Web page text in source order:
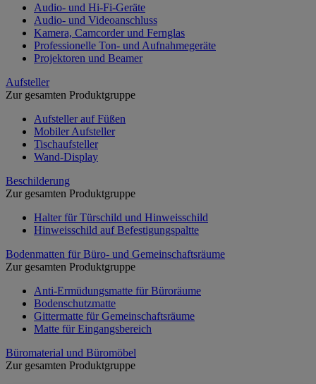
Audio- und Hi-Fi-Geräte
Audio- und Videoanschluss
Kamera, Camcorder und Fernglas
Professionelle Ton- und Aufnahmegeräte
Projektoren und Beamer
Aufsteller
Zur gesamten Produktgruppe
Aufsteller auf Füßen
Mobiler Aufsteller
Tischaufsteller
Wand-Display
Beschilderung
Zur gesamten Produktgruppe
Halter für Türschild und Hinweisschild
Hinweisschild auf Befestigungspaltte
Bodenmatten für Büro- und Gemeinschaftsräume
Zur gesamten Produktgruppe
Anti-Ermüdungsmatte für Büroräume
Bodenschutzmatte
Gittermatte für Gemeinschaftsräume
Matte für Eingangsbereich
Büromaterial und Büromöbel
Zur gesamten Produktgruppe